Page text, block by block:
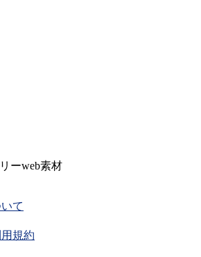
ーweb素材
て
規約